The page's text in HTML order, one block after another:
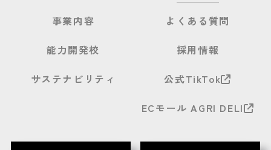
事業内容
よくある質問
能力開発校
採用情報
サステナビリティ
公式TikTok
ECモール AGRI DELI